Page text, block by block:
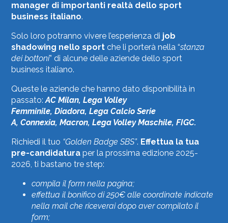
manager di importanti realtà dello sport
business italiano.
Solo loro potranno vivere l’esperienza di job
shadowing nello sport che li porterà nella “stanza
dei bottoni” di alcune delle aziende dello sport
business italiano.
Queste le aziende che hanno dato disponibilità in
passato: AC Milan, Lega Volley
Femminile,Diadora, Lega Calcio Serie
A,Connexia,Macron,Lega Volley Maschile,FIGC.
Richiedi il tuo “Golden Badge SBS”. Effettua la tua
pre-candidatura per la prossima edizione 2025-
2026, ti bastano tre step:
compila il form nella pagina;
effettua il bonifico di 250€ alle coordinate indicate
nella mail che riceverai dopo aver compilato il
form;